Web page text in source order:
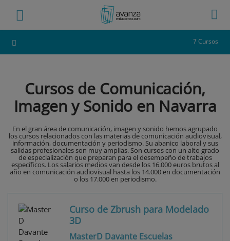
7 Cursos
Cursos de Comunicación,
Imagen y Sonido en Navarra
En el gran área de comunicación, imagen y sonido hemos agrupado
los cursos relacionados con las materias de comunicación audiovisual,
información, documentación y periodismo. Su abanico laboral y sus
salidas profesionales son muy amplias. Son cursos con un alto grado
de especialización que preparan para el desempeño de trabajos
específicos. Los salarios medios van desde los 16.000 euros brutos al
año en comunicación audiovisual hasta los 14.000 en documentación
o los 17.000 en periodismo.
Curso de Zbrush para Modelado
3D
MasterD Davante Escuelas